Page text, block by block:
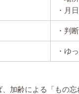
・月
・判
・ゆ
加齢による「もの